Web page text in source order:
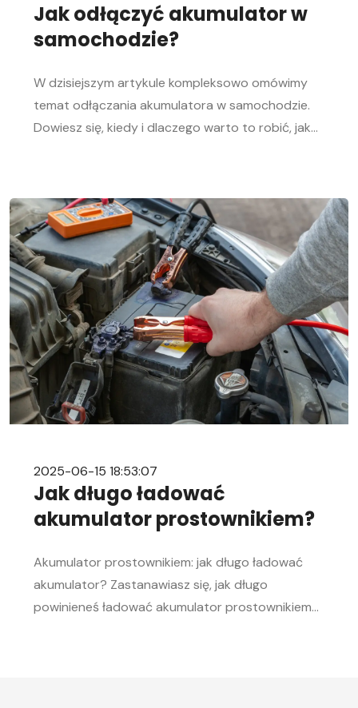
Jak odłączyć akumulator w
samochodzie?
W dzisiejszym artykule kompleksowo omówimy
temat odłączania akumulatora w samochodzie.
Dowiesz się, kiedy i dlaczego warto to robić, jak
pomoże Ci sprawnie przeprowadzić tę czynność,
niezależnie od Twojego doświadczenia w
mechanice samochodowej. Objawy
rozładowanego akumulatora Rozładowanie
akumulatora w aucie to problem, którego żaden
kierowca […]
2025-06-15 18:53:07
Jak długo ładować
akumulator prostownikiem?
Akumulator prostownikiem: jak długo ładować
akumulator? Zastanawiasz się, jak długo
powinieneś ładować akumulator prostownikiem?